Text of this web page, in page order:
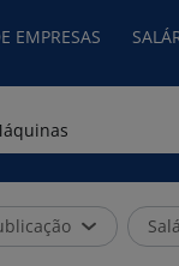
EMPRESAS